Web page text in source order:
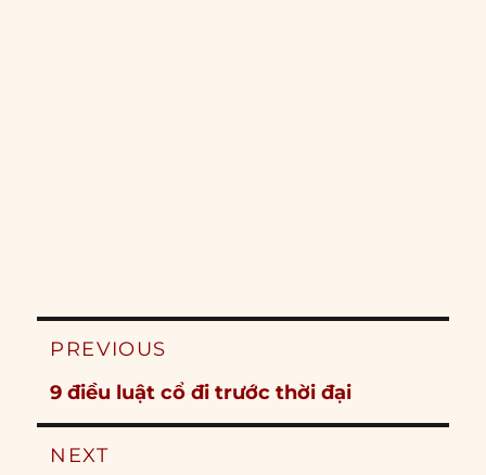
Post
PREVIOUS
Previous
post:
9 điều luật cổ đi trước thời đại
NEXT